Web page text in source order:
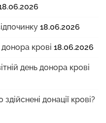
18.06.2026
крові 18.06.2026
день донора крові
донації крові?